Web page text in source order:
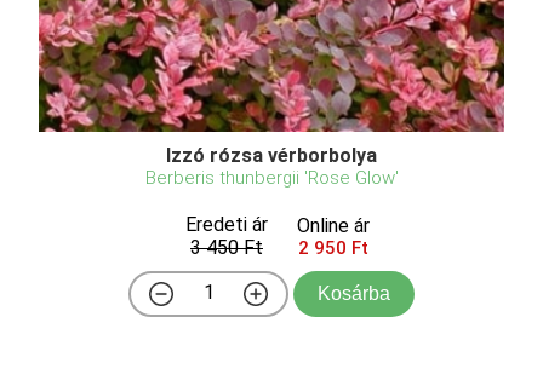
Izzó rózsa vérborbolya
Berberis thunbergii 'Rose Glow'
Eredeti ár
3 450 Ft
Online ár
2 950 Ft
Kosárba